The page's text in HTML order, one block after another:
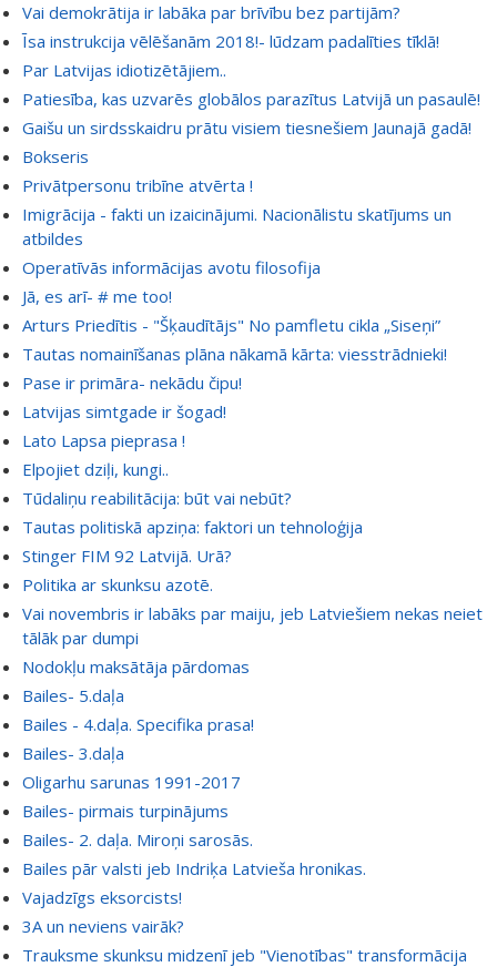
Vai demokrātija ir labāka par brīvību bez partijām?
Īsa instrukcija vēlēšanām 2018!- lūdzam padalīties tīklā!
Par Latvijas idiotizētājiem..
Patiesība, kas uzvarēs globālos parazītus Latvijā un pasaulē!
Gaišu un sirdsskaidru prātu visiem tiesnešiem Jaunajā gadā!
Bokseris
Privātpersonu tribīne atvērta !
Imigrācija - fakti un izaicinājumi. Nacionālistu skatījums un
atbildes
Operatīvās informācijas avotu filosofija
Jā, es arī- # me too!
Arturs Priedītis - "Šķaudītājs" No pamfletu cikla „Siseņi”
Tautas nomainīšanas plāna nākamā kārta: viesstrādnieki!
Pase ir primāra- nekādu čipu!
Latvijas simtgade ir šogad!
Lato Lapsa pieprasa !
Elpojiet dziļi, kungi..
Tūdaliņu reabilitācija: būt vai nebūt?
Tautas politiskā apziņa: faktori un tehnoloģija
Stinger FIM 92 Latvijā. Urā?
Politika ar skunksu azotē.
Vai novembris ir labāks par maiju, jeb Latviešiem nekas neiet
tālāk par dumpi
Nodokļu maksātāja pārdomas
Bailes- 5.daļa
Bailes - 4.daļa. Specifika prasa!
Bailes- 3.daļa
Oligarhu sarunas 1991-2017
Bailes- pirmais turpinājums
Bailes- 2. daļa. Miroņi sarosās.
Bailes pār valsti jeb Indriķa Latvieša hronikas.
Vajadzīgs eksorcists!
3A un neviens vairāk?
Trauksme skunksu midzenī jeb "Vienotības" transformācija